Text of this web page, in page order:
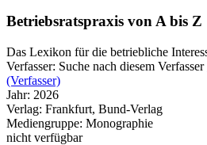
Betriebsratspraxis von A bis Z
Das Lexikon für die betriebliche
Verfasser: Suche nach diesem Verfasser
(Verfasser)
Jahr: 2026
Verlag: Frankfurt, Bund-Verlag
Mediengruppe: Monographie
nicht verfügbar